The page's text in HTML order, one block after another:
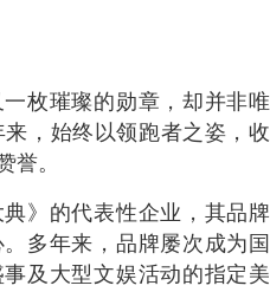
枚璀璨的勋章，却并非唯
，始终以领跑者之姿，收
誉。
》的代表性企业，其品牌
多年来，品牌屡次成为国
及大型文娱活动的指定美